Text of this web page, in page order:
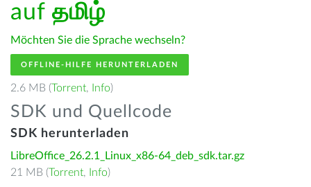
auf தமிழ்
Möchten Sie die Sprache wechseln?
OFFLINE-HILFE HERUNTERLADEN
2.6 MB (Torrent, Info)
SDK und Quellcode
SDK herunterladen
LibreOffice_26.2.1_Linux_x86-64_deb_sdk.tar.gz
21 MB (Torrent, Info)